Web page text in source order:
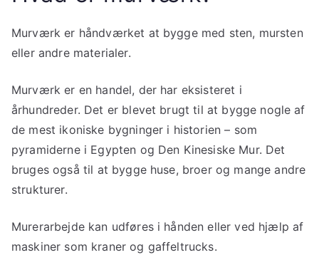
Murværk er håndværket at bygge med sten, mursten
eller andre materialer.
Murværk er en handel, der har eksisteret i
århundreder. Det er blevet brugt til at bygge nogle af
de mest ikoniske bygninger i historien – som
pyramiderne i Egypten og Den Kinesiske Mur. Det
bruges også til at bygge huse, broer og mange andre
strukturer.
Murerarbejde kan udføres i hånden eller ved hjælp af
maskiner som kraner og gaffeltrucks.